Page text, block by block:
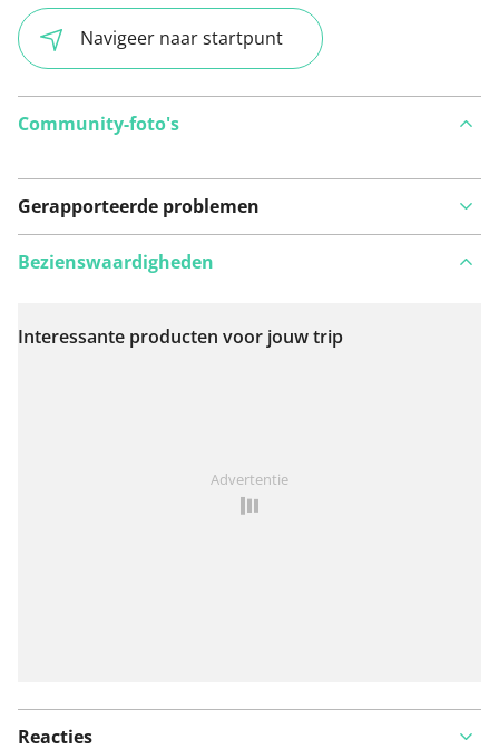
Navigeer naar startpunt
Community-foto's
Gerapporteerde problemen
Bekijk op kaart
Bezienswaardigheden
Interessante producten voor jouw trip
Advertentie
Reacties